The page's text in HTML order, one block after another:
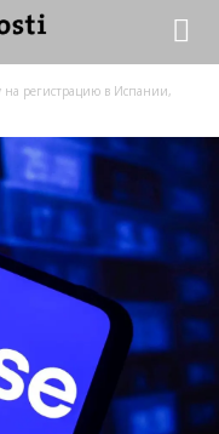
на регистрацию в Испании,